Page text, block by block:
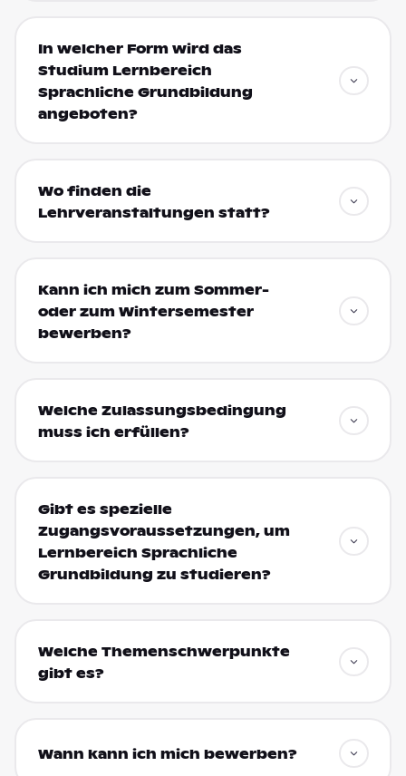
In welcher Form wird das
Studium Lernbereich
Sprachliche Grundbildung
angeboten?
Wo finden die
Lehrveranstaltungen statt?
Kann ich mich zum Sommer-
oder zum Wintersemester
bewerben?
Welche Zulassungsbedingung
muss ich erfüllen?
Gibt es spezielle
Zugangsvoraussetzungen, um
Lernbereich Sprachliche
Grundbildung zu studieren?
Welche Themenschwerpunkte
gibt es?
Wann kann ich mich bewerben?